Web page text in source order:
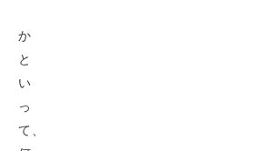
か
と
い
っ
て、